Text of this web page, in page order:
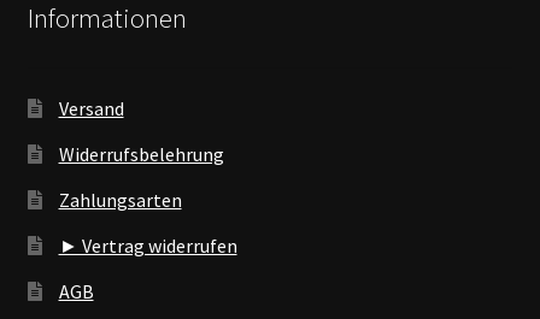
Informationen
Versand
Widerrufsbelehrung
Zahlungsarten
► Vertrag widerrufen
AGB